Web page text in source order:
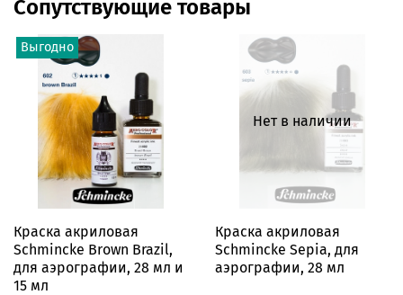
Сопутствующие товары
Выгодно
Краска акриловая
Schmincke Brown Brazil,
для аэрографии, 28 мл и
15 мл
Нет в наличии
Краска акриловая
Schmincke Sepia, для
аэрографии, 28 мл